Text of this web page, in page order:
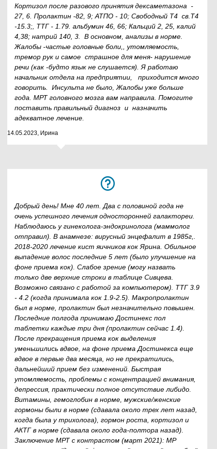
Кортизол после разового принятия дексаметазона -
27, 6. Пролактин -82, 9; АТПО - 10; Свободный Т4 св.Т4
-15.3;, ТТГ - 1.79. альбумин 46, 66; Кальций 2, 25, калий
4,38; натрий 140, 3. В основном, анализы в норме.
Жалобы -частые головные боли,, утомляемость,
тремор рук и самое страшное для меня- нарушение
речи (как -будто язык не слушается). Я работаю
начальник отдела на предприятии, приходится много
говорить. Инсульта не было, Жалобы уже больше
года. МРТ головного мозга вам направила. Помогите
поставить правильный диагноз и назначить
адекватное лечение.
14.05.2023, Ирина
Добрый день! Мне 40 лет. Два с половиной года не
очень успешного лечения односторонней галактореи.
Наблюдаюсь у гинеколога-эндокринолога (маммолог
отправил). В анамнезе: вирусный энцефалит в 1985г,.
2018-2020 лечение кист яичников кок Ярина. Обильное
выпадение волос последние 5 лет (было улучшение на
фоне приема кок). Слабое зрение (могу назвать
только две верхние строки в таблице Сивцева.
Возможно связано с работой за компьютером). ТТГ 3.9
- 4.2 (когда принимала кок 1.9-2.5). Макропролактин
был в норме, пролактин был незначительно повышен.
Последние полгода принимаю Достинекс пол
таблетки каждые три дня (пролактин сейчас 1.4).
После прекращения приема кок выделения
уменьшились вдвое, на фоне приема Достинекса еще
вдвое в первые два месяца, но не прекратились,
дальнейший прием без изменений. Быстрая
утомляемость, проблемы с концентрацией внимания,
депрессия, практически полное отсутствие либидо.
Витамины, гемоглобин в норме, мужские/женские
гормоны были в норме (сдавала около трех лет назад,
когда была у трихолога), гормон роста, кортизол и
АКТГ в норме (сдавала около года-полтора назад).
Заключение МРТ с контрастом (март 2021): МР